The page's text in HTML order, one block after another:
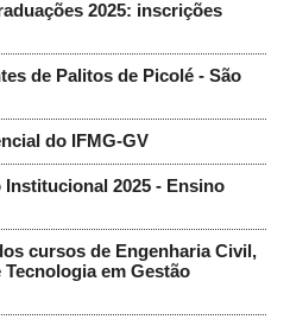
2025: inscrições
de Palitos de Picolé - São
do IFMG-GV
Institucional 2025 - Ensino
cursos de Engenharia Civil,
em Gestão